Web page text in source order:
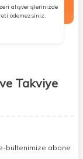
alışverişlerinizde
ödemezsiniz.
Takviye
gerek yok;
ve kapınıza kadar
bültenimize abone